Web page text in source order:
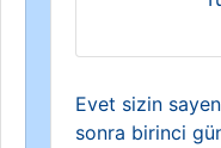
Evet sizin
sonra birinci